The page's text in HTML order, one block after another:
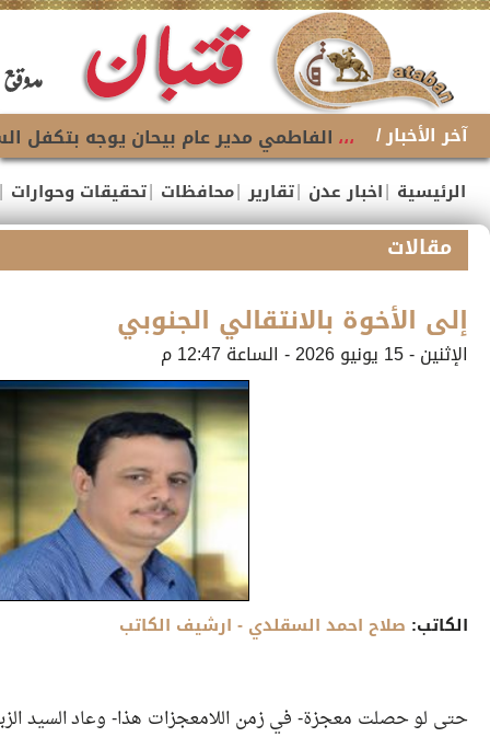
الرئيسية |اخبار عدن |تقارير |محافظات |تحقيقات وحوارات
آخر الأخبار / ،،، الفاطمي مدير عام بيحان يوجه بتكفل
مقالات
إلى الأخوة بالانتقالي الجنوبي
الإثنين - 15 يونيو 2026 - الساعة 12:47 م
الكاتب: صلاح احمد السقلدي - ارشيف الكاتب
حتى لو حصلت معجزة- في زمن اللامعجزات هذا- وعاد السيد